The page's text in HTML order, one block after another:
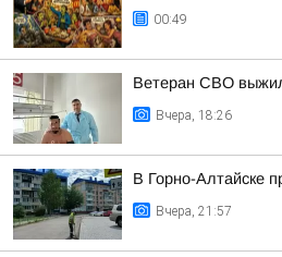
00:49
Ветеран СВО
Вчера, 18:26
В Горно-Алтайске
Вчера, 21:57